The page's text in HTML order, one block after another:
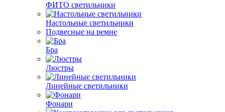
ФИТО светильники
Настольные светильники
Подвесные на ремне
Бра
Люстры
Линейные светильники
Фонари